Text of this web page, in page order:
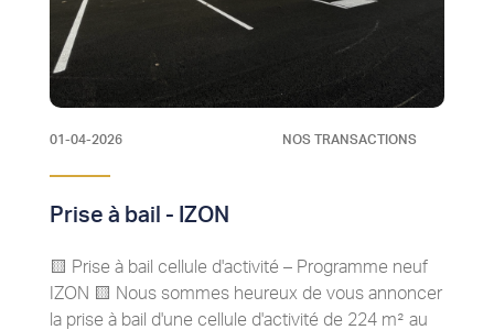
01-04-2026 NOS TRANSACTIONS
Prise à bail - IZON
🟨 Prise à bail cellule d'activité – Programme neuf
IZON 🟨 Nous sommes heureux de vous annoncer
la prise à bail d'une cellule d'activité de 224 m² au